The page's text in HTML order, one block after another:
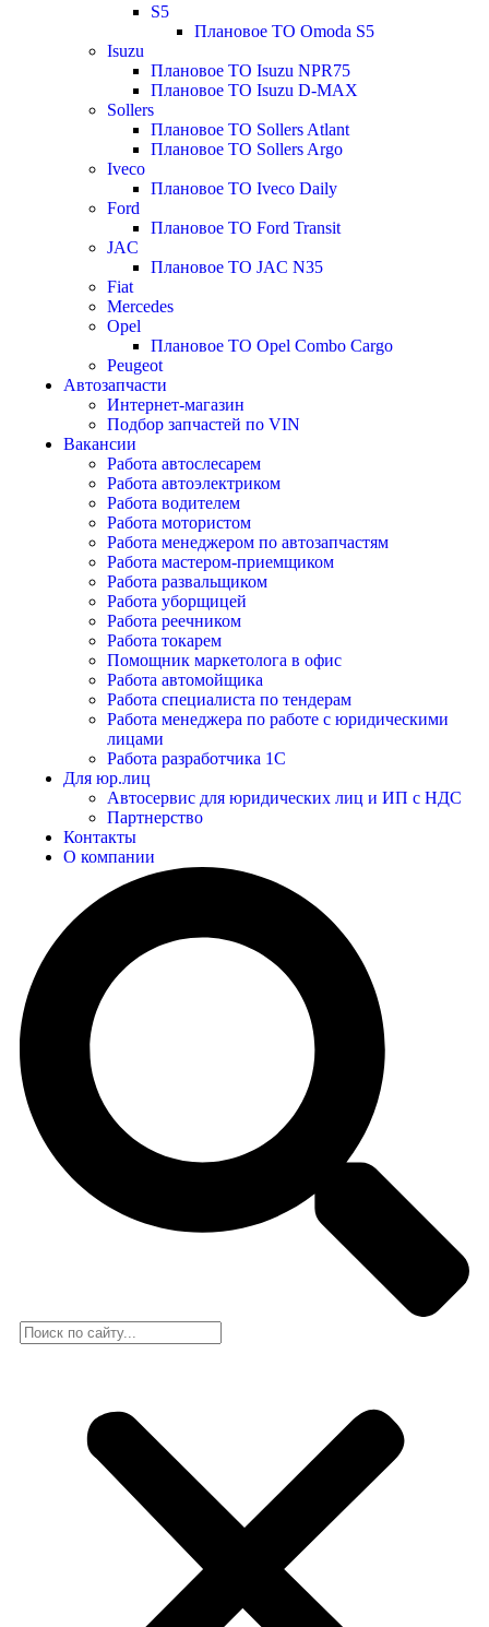
S5
Плановое ТО Omoda S5
Isuzu
Плановое ТО Isuzu NPR75
Плановое ТО Isuzu D-MAX
Sollers
Плановое ТО Sollers Atlant
Плановое ТО Sollers Argo
Iveco
Плановое ТО Iveco Daily
Ford
Плановое ТО Ford Transit
JAC
Плановое ТО JAC N35
Fiat
Mercedes
Opel
Плановое ТО Opel Combo Cargo
Peugeot
Автозапчасти
Интернет-магазин
Подбор запчастей по VIN
Вакансии
Работа автослесарем
Работа автоэлектриком
Работа водителем
Работа мотористом
Работа менеджером по автозапчастям
Работа мастером-приемщиком
Работа развальщиком
Работа уборщицей
Работа реечником
Работа токарем
Помощник маркетолога в офис
Работа автомойщика
Работа специалиста по тендерам
Работа менеджера по работе с юридическими
лицами
Работа разработчика 1С
Для юр.лиц
Автосервис для юридических лиц и ИП с НДС
Партнерство
Контакты
О компании